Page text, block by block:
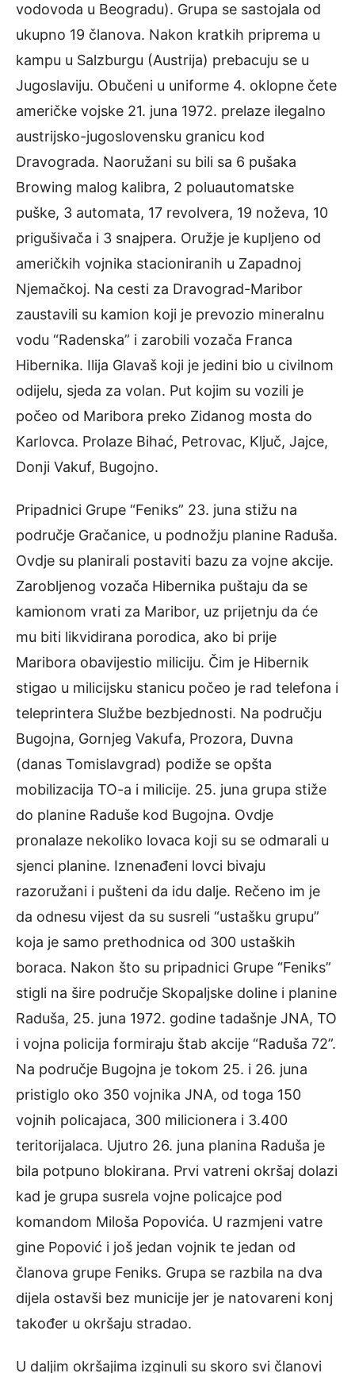
vodovoda u Beogradu). Grupa se sastojala od
ukupno 19 članova. Nakon kratkih priprema u
kampu u Salzburgu (Austrija) prebacuju se u
Jugoslaviju. Obučeni u uniforme 4. oklopne čete
američke vojske 21. juna 1972. prelaze ilegalno
austrijsko-jugoslovensku granicu kod
Dravograda. Naoružani su bili sa 6 pušaka
Browing malog kalibra, 2 poluautomatske
puške, 3 automata, 17 revolvera, 19 noževa, 10
prigušivača i 3 snajpera. Oružje je kupljeno od
američkih vojnika stacioniranih u Zapadnoj
Njemačkoj. Na cesti za Dravograd-Maribor
zaustavili su kamion koji je prevozio mineralnu
vodu “Radenska” i zarobili vozača Franca
Hibernika. Ilija Glavaš koji je jedini bio u civilnom
odijelu, sjeda za volan. Put kojim su vozili je
počeo od Maribora preko Zidanog mosta do
Karlovca. Prolaze Bihać, Petrovac, Ključ, Jajce,
Donji Vakuf, Bugojno.
Pripadnici Grupe “Feniks” 23. juna stižu na
područje Gračanice, u podnožju planine Raduša.
Ovdje su planirali postaviti bazu za vojne akcije.
Zarobljenog vozača Hibernika puštaju da se
kamionom vrati za Maribor, uz prijetnju da će
mu biti likvidirana porodica, ako bi prije
Maribora obavijestio miliciju. Čim je Hibernik
stigao u milicijsku stanicu počeo je rad telefona i
teleprintera Službe bezbjednosti. Na području
Bugojna, Gornjeg Vakufa, Prozora, Duvna
(danas Tomislavgrad) podiže se opšta
mobilizacija TO-a i milicije. 25. juna grupa stiže
do planine Raduše kod Bugojna. Ovdje
pronalaze nekoliko lovaca koji su se odmarali u
sjenci planine. Iznenađeni lovci bivaju
razoružani i pušteni da idu dalje. Rečeno im je
da odnesu vijest da su susreli “ustašku grupu”
koja je samo prethodnica od 300 ustaških
boraca. Nakon što su pripadnici Grupe “Feniks”
stigli na šire područje Skopaljske doline i planine
Raduša, 25. juna 1972. godine tadašnje JNA, TO
i vojna policija formiraju štab akcije “Raduša 72”.
Na područje Bugojna je tokom 25. i 26. juna
pristiglo oko 350 vojnika JNA, od toga 150
vojnih policajaca, 300 milicionera i 3.400
teritorijalaca. Ujutro 26. juna planina Raduša je
bila potpuno blokirana. Prvi vatreni okršaj dolazi
kad je grupa susrela vojne policajce pod
komandom Miloša Popovića. U razmjeni vatre
gine Popović i još jedan vojnik te jedan od
članova grupe Feniks. Grupa se razbila na dva
dijela ostavši bez municije jer je natovareni konj
također u okršaju stradao.
U daljim okršajima izginuli su skoro svi članovi